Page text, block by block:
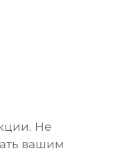
Не
вашим